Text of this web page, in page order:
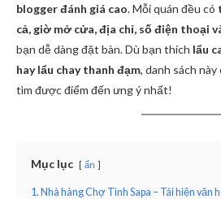
blogger đánh giá cao. Mỗi quán đều có
cả, giờ mở cửa, địa chỉ, số điện thoại
bạn dễ dàng đặt bàn. Dù bạn thích lẩu
hay lẩu chay thanh đạm, danh sách
tìm được điểm đến ưng ý nhất!
Mục lục ẩn
1. Nhà hàng Chợ Tình Sapa – Tái hiện văn